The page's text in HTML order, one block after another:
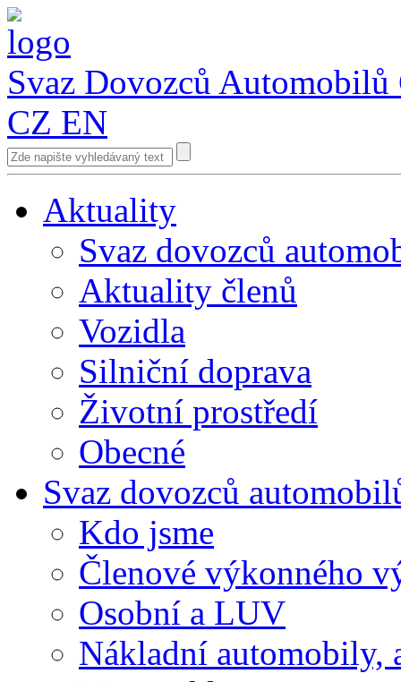
Svaz Dovozců Automobilů
CZ EN
Aktuality
Svaz dovozců
Aktuality členů
Vozidla
Silniční doprava
Životní prostředí
Obecné
Svaz dovozců
Kdo jsme
Členové výkonného
Osobní a LUV
Nákladní automobily,